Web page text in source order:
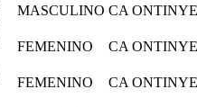
MASCULINO CA
FEMENINO CA
FEMENINO CA